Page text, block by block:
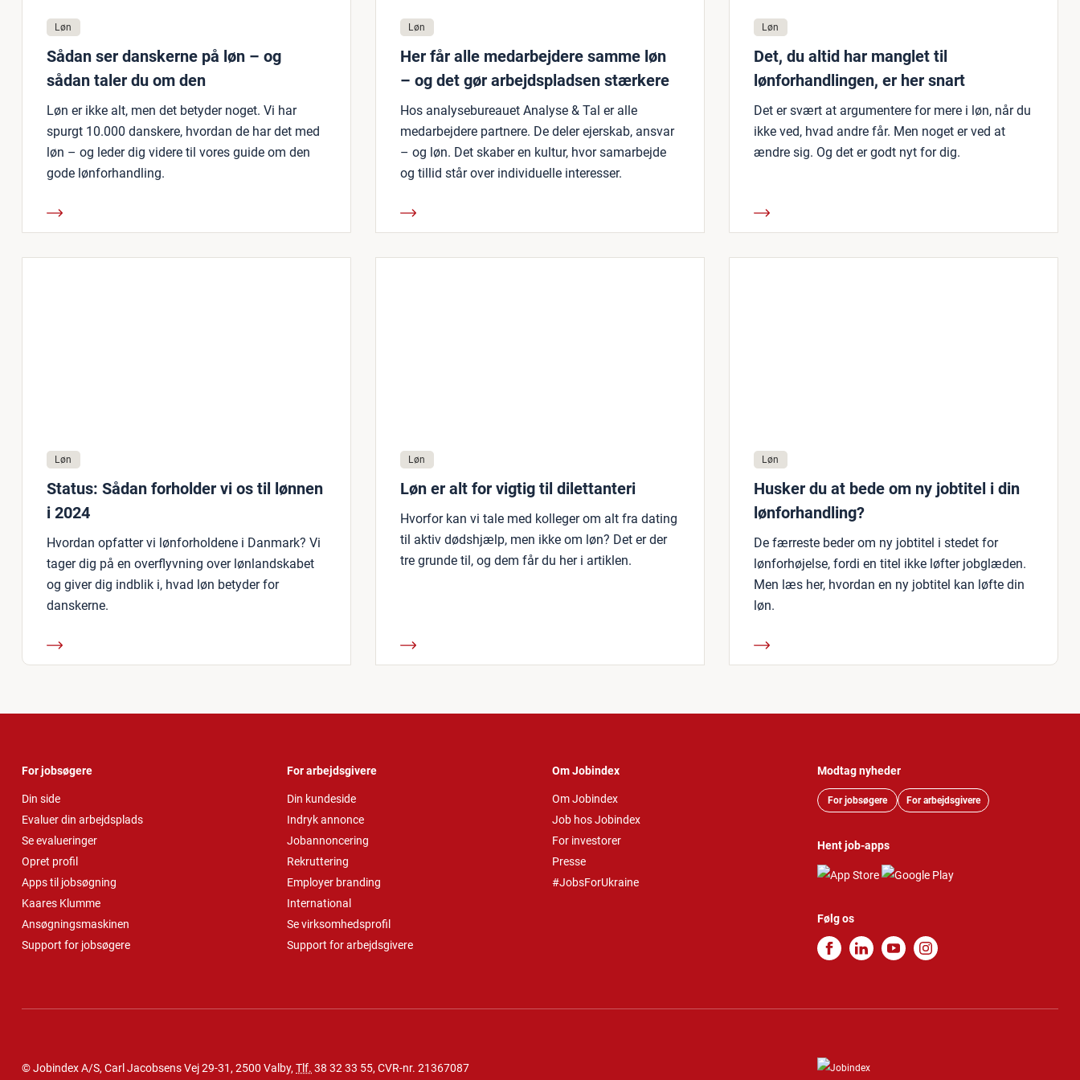
Løn
Sådan ser danskerne på løn – og
sådan taler du om den
Løn er ikke alt, men det betyder noget. Vi har
spurgt 10.000 danskere, hvordan de har det med
løn – og leder dig videre til vores guide om den
gode lønforhandling.
Løn
Her får alle medarbejdere samme løn
– og det gør arbejdspladsen stærkere
Hos analysebureauet Analyse & Tal er alle
medarbejdere partnere. De deler ejerskab, ansvar
– og løn. Det skaber en kultur, hvor samarbejde
og tillid står over individuelle interesser.
Løn
Det, du altid har manglet til
lønforhandlingen, er her snart
Det er svært at argumentere for mere i løn, når du
ikke ved, hvad andre får. Men noget er ved at
ændre sig. Og det er godt nyt for dig.
Løn
Status: Sådan forholder vi os til lønnen
i 2024
Hvordan opfatter vi lønforholdene i Danmark? Vi
tager dig på en overflyvning over lønlandskabet
og giver dig indblik i, hvad løn betyder for
danskerne.
Løn
Løn er alt for vigtig til dilettanteri
Hvorfor kan vi tale med kolleger om alt fra dating
til aktiv dødshjælp, men ikke om løn? Det er der
tre grunde til, og dem får du her i artiklen.
Løn
Husker du at bede om ny jobtitel i din
lønforhandling?
De færreste beder om ny jobtitel i stedet for
lønforhøjelse, fordi en titel ikke løfter jobglæden.
Men læs her, hvordan en ny jobtitel kan løfte din
løn.
For jobsøgere
Din side
Evaluer din arbejdsplads
Se evalueringer
Opret profil
Apps til jobsøgning
Kaares Klumme
Ansøgningsmaskinen
Support for jobsøgere
For arbejdsgivere
Din kundeside
Indryk annonce
Jobannoncering
Rekruttering
Employer branding
International
Se virksomhedsprofil
Support for arbejdsgivere
Om Jobindex
Om Jobindex
Job hos Jobindex
For investorer
Presse
#JobsForUkraine
Modtag nyheder
For jobsøgere For arbejdsgivere
Hent job-apps
Følg os
© Jobindex A/S, Carl Jacobsens Vej 29-31, 2500 Valby, Tlf. 38 32 33 55, CVR-nr. 21367087